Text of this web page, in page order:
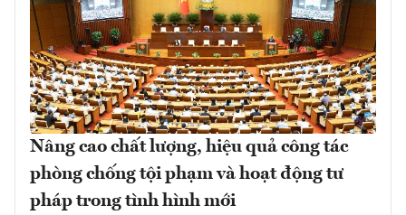
Nâng cao chất lượng, hiệu quả công tác
phòng chống tội phạm và hoạt động tư
pháp trong tình hình mới